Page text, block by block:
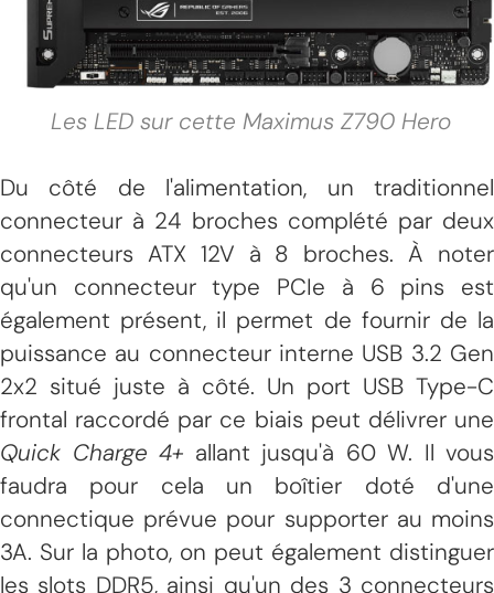
Les LED sur cette Maximus Z790 Hero
Du côté de l'alimentation, un traditionnel
connecteur à 24 broches complété par deux
connecteurs ATX 12V à 8 broches. À noter
qu'un connecteur type PCIe à 6 pins est
également présent, il permet de fournir de la
puissance au connecteur interne USB 3.2 Gen
2x2 situé juste à côté. Un port USB Type-C
frontal raccordé par ce biais peut délivrer une
Quick Charge 4+ allant jusqu'à 60 W. Il vous
faudra pour cela un boîtier doté d'une
connectique prévue pour supporter au moins
3A. Sur la photo, on peut également distinguer
les slots DDR5, ainsi qu'un des 3 connecteurs